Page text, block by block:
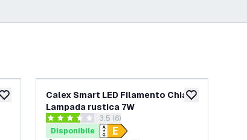
aggiungi alla lista desideri aggiungi alla
Calex Smart LED Filamento Chiaro
Lampada rustica 7W
apri il cassetto delle recensioni
3.5 stelle di valutazione
3.5 (6)
Disponibile